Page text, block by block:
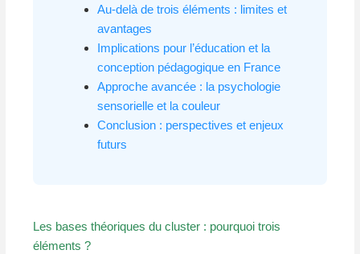
Au-delà de trois éléments : limites et
avantages
Implications pour l’éducation et la
conception pédagogique en France
Approche avancée : la psychologie
sensorielle et la couleur
Conclusion : perspectives et enjeux
futurs
Les bases théoriques du cluster : pourquoi trois
éléments ?